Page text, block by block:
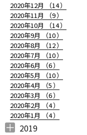
2020年12月 （14）
2020年11月 （9）
2020年10月 （14）
2020年9月 （10）
2020年8月 （12）
2020年7月 （10）
2020年6月 （6）
2020年5月 （10）
2020年4月 （5）
2020年3月 （6）
2020年2月 （4）
2020年1月 （4）
2019